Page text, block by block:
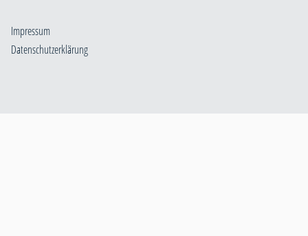
Impressum
Datenschutzerklärung